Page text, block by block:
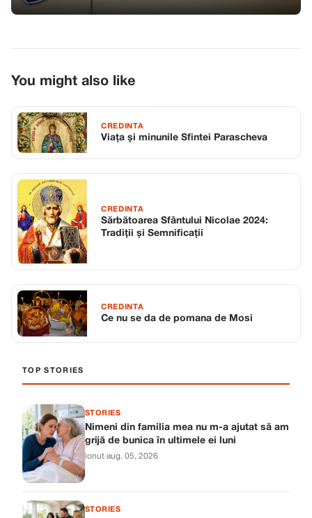
You might also like
CREDINTA
Viața și minunile Sfintei Parascheva
CREDINTA
Sărbătoarea Sfântului Nicolae 2024:
Tradiții și Semnificații
CREDINTA
Ce nu se da de pomana de Mosi
TOP STORIES
STORIES
Nimeni din familia mea nu m-a ajutat să am
grijă de bunica în ultimele ei luni
ionut·aug. 05, 2026
STORIES